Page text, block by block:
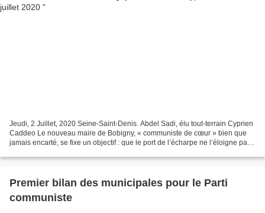
Jeudi, 2 Juillet, 2020 Seine-Saint-Denis. Abdel Sadi, élu tout-terrain Cyprien
Caddeo Le nouveau maire de Bobigny, « communiste de cœur » bien que
jamais encarté, se fixe un objectif : que le port de l’écharpe ne l’éloigne pas
Premier bilan des municipales pour le Parti
communiste